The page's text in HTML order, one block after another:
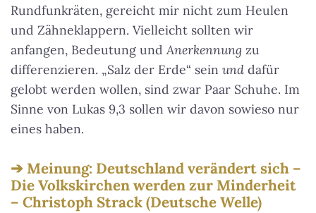
Rundfunkräten, gereicht mir nicht zum Heulen
und Zähneklappern. Vielleicht sollten wir
anfangen, Bedeutung undAnerkennung zu
differenzieren. „Salz der Erde“ sein und dafür
gelobt werden wollen, sind zwar Paar Schuhe. Im
Sinne von Lukas 9,3 sollen wir davon sowieso nur
eines haben.
Meinung: Deutschland verändert sich –
Die Volkskirchen werden zur Minderheit
– Christoph Strack (Deutsche Welle)